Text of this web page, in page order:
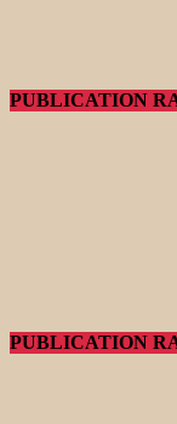
PUBLICATION
PUBLICATION